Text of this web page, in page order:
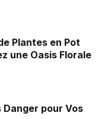
Plantes en Pot
une Oasis Florale
Danger pour Vos